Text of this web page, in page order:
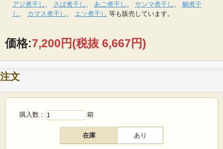
アジ煮干し 、 さば煮干し 、 あご煮干し 、 サンマ煮干し 、 鯛煮干
し 、 カマス煮干し 、 エソ煮干し 等も販売しています。
価格:7,200円(税抜 6,667円)
注文
購入数： 箱
在庫 あり